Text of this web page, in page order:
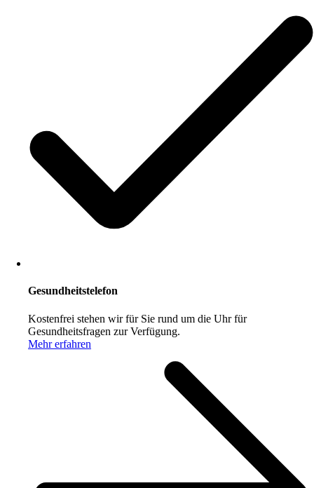
Gesundheitstelefon
Kostenfrei stehen wir für Sie rund um die Uhr für
Gesundheitsfragen zur Verfügung.
Mehr erfahren